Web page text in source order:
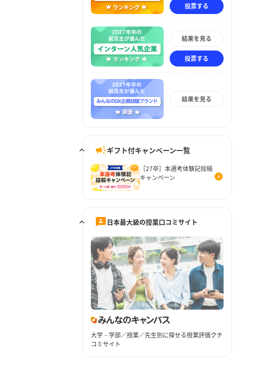
投票する
結果を見る
投票する
結果を見る
ギフト付キャンペーン一覧
［27卒］本選考体験記投稿
キャンペーン
日本最大級の授業口コミサイト
大学・学部／授業／先生別に探せる授業評価クチ
コミサイト